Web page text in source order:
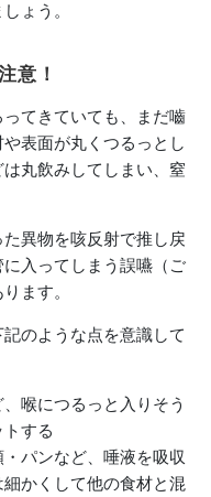
ょう。
意！
てきていても、まだ嚙
表面が丸くつるっとし
丸飲みしてしまい、窒
異物を咳反射で推し戻
入ってしまう誤嚥（ご
ます。
のような点を意識して
喉につるっと入りそう
する
パンなど、唾液を吸収
かくして他の食材と混